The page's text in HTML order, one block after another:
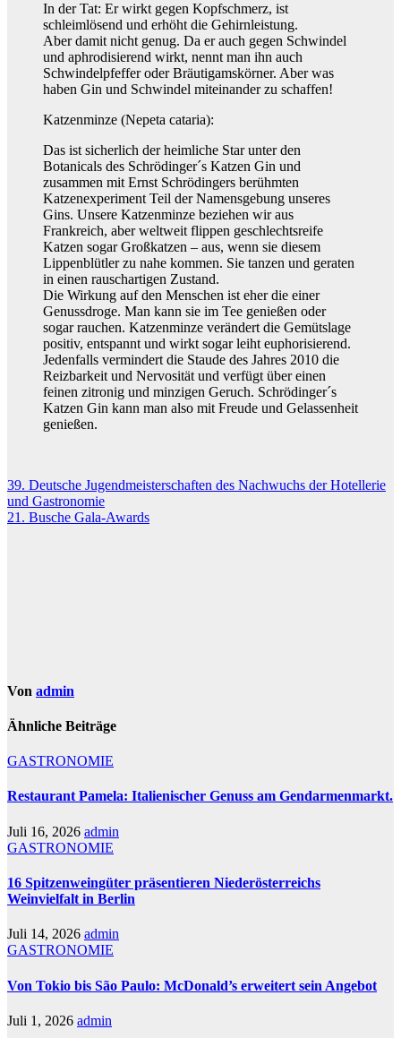
In der Tat: Er wirkt gegen Kopfschmerz, ist
schleimlösend und erhöht die Gehirnleistung.
Aber damit nicht genug. Da er auch gegen Schwindel
und aphrodisierend wirkt, nennt man ihn auch
Schwindelpfeffer oder Bräutigamskörner. Aber was
haben Gin und Schwindel miteinander zu schaffen!
Katzenminze (Nepeta cataria):
Das ist sicherlich der heimliche Star unter den
Botanicals des Schrödinger´s Katzen Gin und
zusammen mit Ernst Schrödingers berühmten
Katzenexperiment Teil der Namensgebung unseres
Gins. Unsere Katzenminze beziehen wir aus
Frankreich, aber weltweit flippen geschlechtsreife
Katzen sogar Großkatzen – aus, wenn sie diesem
Lippenblütler zu nahe kommen. Sie tanzen und geraten
in einen rauschartigen Zustand.
Die Wirkung auf den Menschen ist eher die einer
Genussdroge. Man kann sie im Tee genießen oder
sogar rauchen. Katzenminze verändert die Gemütslage
positiv, entspannt und wirkt sogar leiht euphorisierend.
Jedenfalls vermindert die Staude des Jahres 2010 die
Reizbarkeit und Nervosität und verfügt über einen
feinen zitronig und minzigen Geruch. Schrödinger´s
Katzen Gin kann man also mit Freude und Gelassenheit
genießen.
Beitragsnavigation
39. Deutsche Jugendmeisterschaften des Nachwuchs der Hotellerie
und Gastronomie
21. Busche Gala-Awards
Von admin
Ähnliche Beiträge
GASTRONOMIE
Restaurant Pamela: Italienischer Genuss am Gendarmenmarkt.
Juli 16, 2026 admin
GASTRONOMIE
16 Spitzenweingüter präsentieren Niederösterreichs
Weinvielfalt in Berlin
Juli 14, 2026 admin
GASTRONOMIE
Von Tokio bis São Paulo: McDonald’s erweitert sein Angebot
Juli 1, 2026 admin